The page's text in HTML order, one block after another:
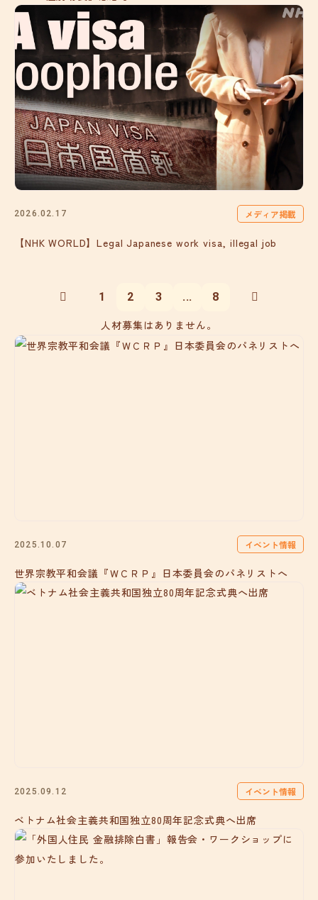
2026.02.17 メディア掲載
【NHK WORLD】Legal Japanese work visa, illegal job
1 2 3 ... 8
人材募集はありません。
2025.10.07 イベント情報
世界宗教平和会議『ＷＣＲＰ』日本委員会のパネリストへ
2025.09.12 イベント情報
ベトナム社会主義共和国独立80周年記念式典へ出席